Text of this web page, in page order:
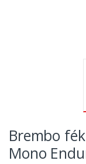
Brembo
Mono